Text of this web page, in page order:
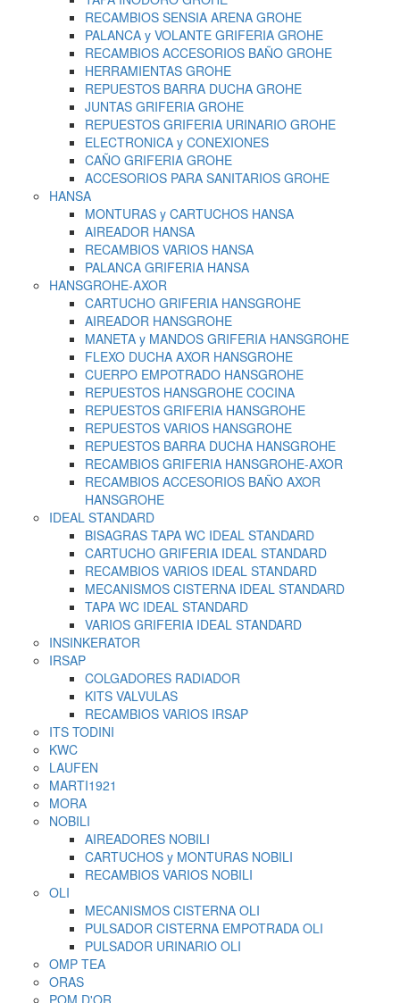
RECAMBIOS SENSIA ARENA GROHE
PALANCA y VOLANTE GRIFERIA GROHE
RECAMBIOS ACCESORIOS BAÑO GROHE
HERRAMIENTAS GROHE
REPUESTOS BARRA DUCHA GROHE
JUNTAS GRIFERIA GROHE
REPUESTOS GRIFERIA URINARIO GROHE
ELECTRONICA y CONEXIONES
CAÑO GRIFERIA GROHE
ACCESORIOS PARA SANITARIOS GROHE
HANSA
MONTURAS y CARTUCHOS HANSA
AIREADOR HANSA
RECAMBIOS VARIOS HANSA
PALANCA GRIFERIA HANSA
HANSGROHE-AXOR
CARTUCHO GRIFERIA HANSGROHE
AIREADOR HANSGROHE
MANETA y MANDOS GRIFERIA HANSGROHE
FLEXO DUCHA AXOR HANSGROHE
CUERPO EMPOTRADO HANSGROHE
REPUESTOS HANSGROHE COCINA
REPUESTOS GRIFERIA HANSGROHE
REPUESTOS VARIOS HANSGROHE
REPUESTOS BARRA DUCHA HANSGROHE
RECAMBIOS GRIFERIA HANSGROHE-AXOR
RECAMBIOS ACCESORIOS BAÑO AXOR
HANSGROHE
IDEAL STANDARD
BISAGRAS TAPA WC IDEAL STANDARD
CARTUCHO GRIFERIA IDEAL STANDARD
RECAMBIOS VARIOS IDEAL STANDARD
MECANISMOS CISTERNA IDEAL STANDARD
TAPA WC IDEAL STANDARD
VARIOS GRIFERIA IDEAL STANDARD
INSINKERATOR
IRSAP
COLGADORES RADIADOR
KITS VALVULAS
RECAMBIOS VARIOS IRSAP
ITS TODINI
KWC
LAUFEN
MARTI1921
MORA
NOBILI
AIREADORES NOBILI
CARTUCHOS y MONTURAS NOBILI
RECAMBIOS VARIOS NOBILI
OLI
MECANISMOS CISTERNA OLI
PULSADOR CISTERNA EMPOTRADA OLI
PULSADOR URINARIO OLI
OMP TEA
ORAS
POM D'OR